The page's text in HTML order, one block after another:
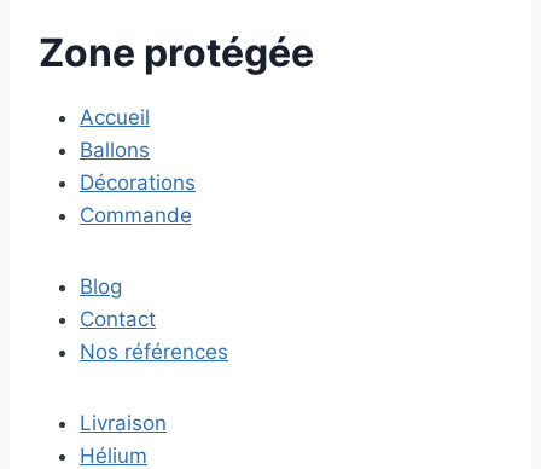
Zone protégée
Accueil
Ballons
Décorations
Commande
Blog
Contact
Nos références
Livraison
Hélium